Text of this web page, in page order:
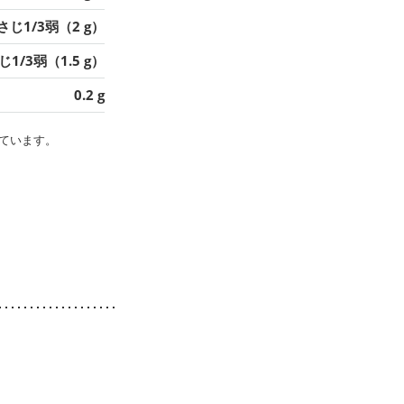
じ1/3弱（2 g）
1/3弱（1.5 g）
0.2 g
ます。